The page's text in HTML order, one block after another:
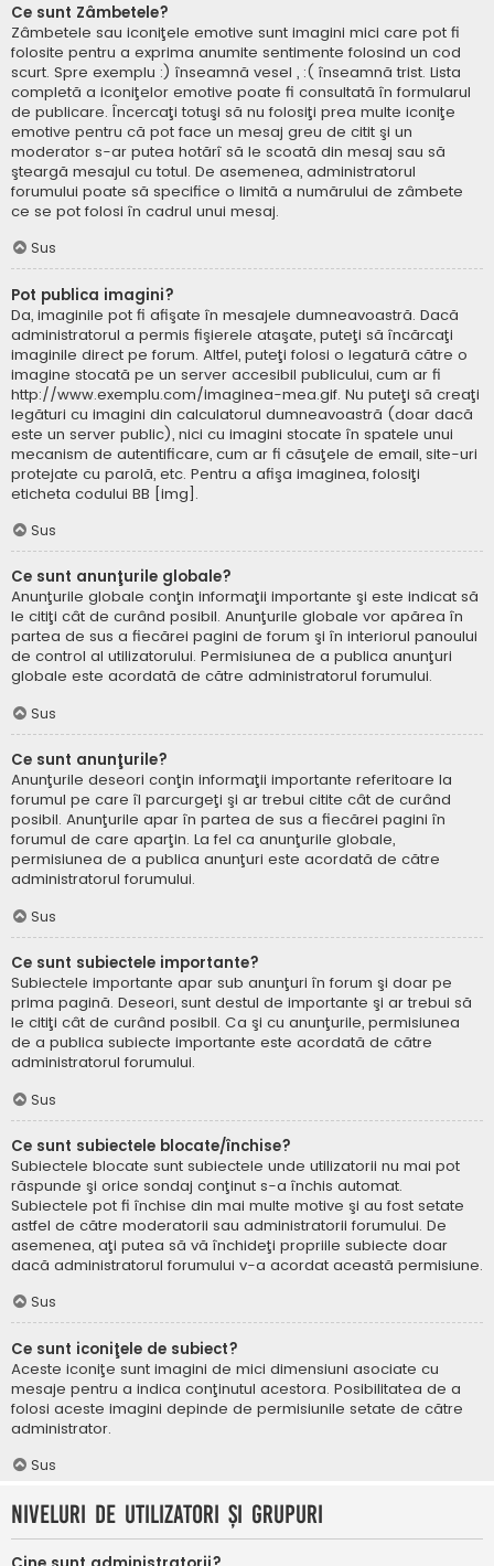
Ce sunt Zâmbetele?
Zâmbetele sau iconiţele emotive sunt imagini mici care pot fi
folosite pentru a exprima anumite sentimente folosind un cod
scurt. Spre exemplu :) înseamnă vesel , :( înseamnă trist. Lista
completă a iconiţelor emotive poate fi consultată în formularul
de publicare. Încercaţi totuşi să nu folosiţi prea multe iconiţe
emotive pentru că pot face un mesaj greu de citit şi un
moderator s-ar putea hotărî să le scoată din mesaj sau să
şteargă mesajul cu totul. De asemenea, administratorul
forumului poate să specifice o limită a numărului de zâmbete
ce se pot folosi în cadrul unui mesaj.
Sus
Pot publica imagini?
Da, imaginile pot fi afişate în mesajele dumneavoastră. Dacă
administratorul a permis fişierele ataşate, puteţi să încărcaţi
imaginile direct pe forum. Altfel, puteţi folosi o legatură către o
imagine stocată pe un server accesibil publicului, cum ar fi
http://www.exemplu.com/imaginea-mea.gif. Nu puteţi să creaţi
legături cu imagini din calculatorul dumneavoastră (doar dacă
este un server public), nici cu imagini stocate în spatele unui
mecanism de autentificare, cum ar fi căsuţele de email, site-uri
protejate cu parolă, etc. Pentru a afişa imaginea, folosiţi
eticheta codului BB [img].
Sus
Ce sunt anunţurile globale?
Anunţurile globale conţin informaţii importante şi este indicat să
le citiţi cât de curând posibil. Anunţurile globale vor apărea în
partea de sus a fiecărei pagini de forum şi în interiorul panoului
de control al utilizatorului. Permisiunea de a publica anunţuri
globale este acordată de către administratorul forumului.
Sus
Ce sunt anunţurile?
Anunţurile deseori conţin informaţii importante referitoare la
forumul pe care îl parcurgeţi şi ar trebui citite cât de curând
posibil. Anunţurile apar în partea de sus a fiecărei pagini în
forumul de care aparţin. La fel ca anunţurile globale,
permisiunea de a publica anunţuri este acordată de către
administratorul forumului.
Sus
Ce sunt subiectele importante?
Subiectele importante apar sub anunţuri în forum şi doar pe
prima pagină. Deseori, sunt destul de importante şi ar trebui să
le citiţi cât de curând posibil. Ca şi cu anunţurile, permisiunea
de a publica subiecte importante este acordată de către
administratorul forumului.
Sus
Ce sunt subiectele blocate/închise?
Subiectele blocate sunt subiectele unde utilizatorii nu mai pot
răspunde şi orice sondaj conţinut s-a închis automat.
Subiectele pot fi închise din mai multe motive şi au fost setate
astfel de către moderatorii sau administratorii forumului. De
asemenea, aţi putea să vă închideţi propriile subiecte doar
dacă administratorul forumului v-a acordat această permisiune.
Sus
Ce sunt iconiţele de subiect?
Aceste iconiţe sunt imagini de mici dimensiuni asociate cu
mesaje pentru a indica conţinutul acestora. Posibilitatea de a
folosi aceste imagini depinde de permisiunile setate de către
administrator.
Sus
Niveluri de utilizatori şi grupuri